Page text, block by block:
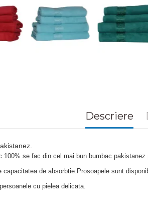
Descriere
100% se fac din cel mai bun bumbac pakistanez
de absorbtie.Prosoapele sunt
cu pielea delicata.